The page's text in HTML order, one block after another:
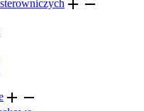
 
 